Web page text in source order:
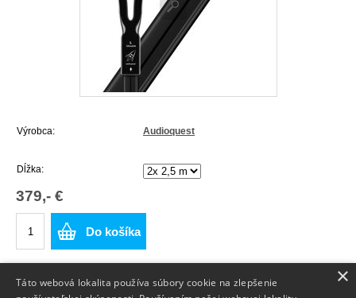
Výrobca: Audioquest
Dĺžka:
379,- €
Do košíka
×
Táto webová lokalita používa súbory cookie na zlepšenie